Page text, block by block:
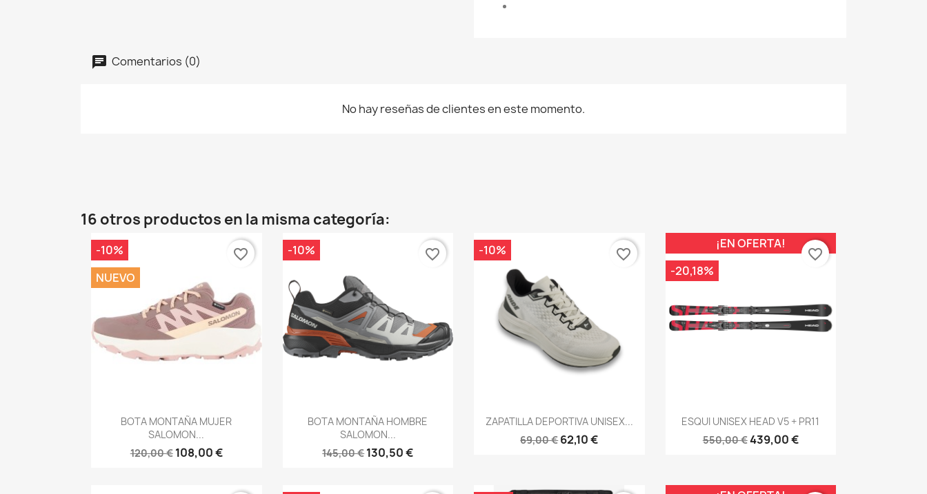
Comentarios (0)
No hay reseñas de clientes en este momento.
16 otros productos en la misma categoría:
Vista rápida
BOTA MONTAÑA MUJER
SALOMON...
120,00 € 108,00 €
-10%
NUEVO
favorite_border
Vista rápida
BOTA MONTAÑA HOMBRE
SALOMON...
145,00 €130,50 €
-10% favorite_border
 Vista rápida
ZAPATILLA DEPORTIVA UNISEX...
69,00 €62,10 €
-10% favorite_border
Vista rápida
ESQUI UNISEX HEAD V5 + PR11
550,00 €439,00 €
¡EN OFERTA!
-20,18%
favorite_border